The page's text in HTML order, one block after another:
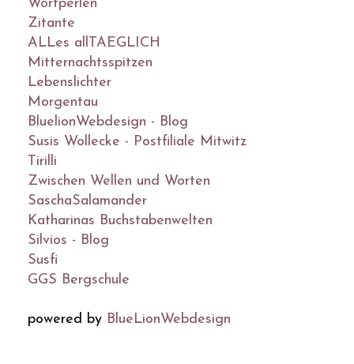
Wortperlen
Zitante
ALLes allTAEGLICH
Mitternachtsspitzen
Lebenslichter
Morgentau
BluelionWebdesign - Blog
Susis Wollecke - Postfiliale Mitwitz
Tirilli
Zwischen Wellen und Worten
SaschaSalamander
Katharinas Buchstabenwelten
Silvios - Blog
Susfi
GGS Bergschule
powered by BlueLionWebdesign